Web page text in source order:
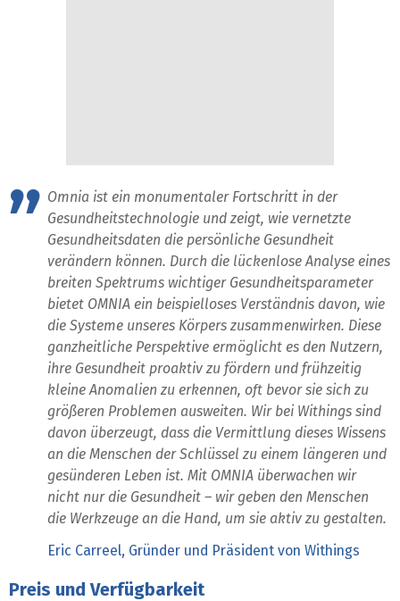
Omnia ist ein monumentaler Fortschritt in der
Gesundheitstechnologie und zeigt, wie vernetzte
Gesundheitsdaten die persönliche Gesundheit
verändern können. Durch die lückenlose Analyse eines
breiten Spektrums wichtiger Gesundheitsparameter
bietet OMNIA ein beispielloses Verständnis davon, wie
die Systeme unseres Körpers zusammenwirken. Diese
ganzheitliche Perspektive ermöglicht es den Nutzern,
ihre Gesundheit proaktiv zu fördern und frühzeitig
kleine Anomalien zu erkennen, oft bevor sie sich zu
größeren Problemen ausweiten. Wir bei Withings sind
davon überzeugt, dass die Vermittlung dieses Wissens
an die Menschen der Schlüssel zu einem längeren und
gesünderen Leben ist. Mit OMNIA überwachen wir
nicht nur die Gesundheit – wir geben den Menschen
die Werkzeuge an die Hand, um sie aktiv zu gestalten.
Eric Carreel, Gründer und Präsident von Withings
Preis und Verfügbarkeit